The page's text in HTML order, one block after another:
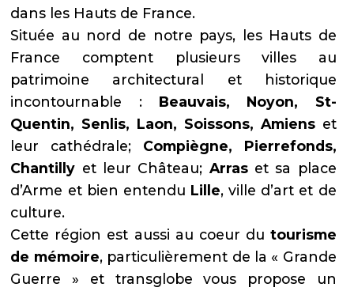
dans les Hauts de France.
Située au nord de notre pays, les Hauts de
France comptent plusieurs villes au
patrimoine architectural et historique
incontournable : Beauvais, Noyon, St-
Quentin, Senlis, Laon, Soissons, Amienset
leur cathédrale; Compiègne, Pierrefonds,
Chantilly et leur Château; Arraset sa place
d’Arme et bien entendu Lille, ville d’art et de
culture.
Cette région est aussi au coeur du tourisme
de mémoire, particulièrement de la « Grande
Guerre » et transglobe vous propose un